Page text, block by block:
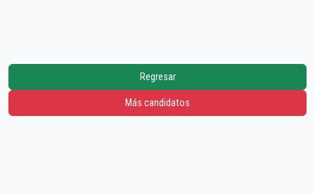
Regresar
Más candidatos